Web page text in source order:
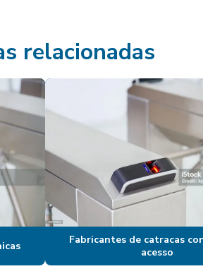
relacionadas
Fabricantes de catracas
acesso